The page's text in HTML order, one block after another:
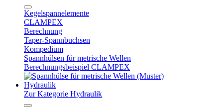
Kegelspannelemente
CLAMPEX
Berechnung
Taper-Spannbuchsen
Kompedium
Spannhülsen für metrische Wellen
Berechnungsbeispiel CLAMPEX
Hydraulik
Zur Kategorie Hydraulik